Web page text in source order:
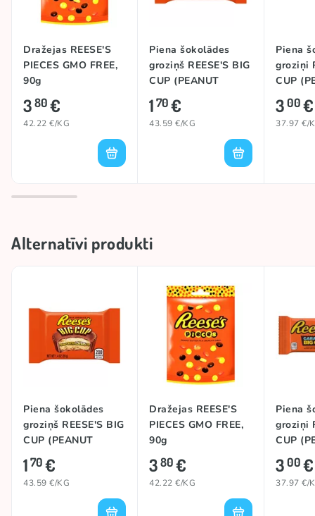
Dražejas REESE'S
PIECES GMO FREE,
90g
380€
42.22 €/KG
Piena šokolādes
groziņš REESE'S BIG
CUP (PEANUT
BUTTER), 39g
170€
43.59 €/KG
Piena
groziņi
CUP
300€
37.97 €/
Alternatīvi produkti
Piena šokolādes
groziņš REESE'S BIG
CUP (PEANUT
BUTTER), 39g
170€
43.59 €/KG
Dražejas REESE'S
PIECES GMO FREE,
90g
380€
42.22 €/KG
Piena
groziņi
CUP
300€
37.97 €/